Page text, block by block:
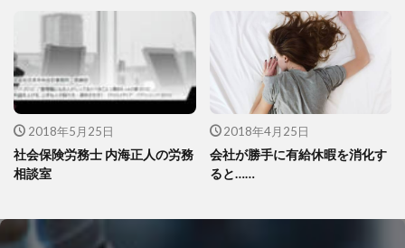
2018年5月25日
社会保険労務士 内海正人の労務
相談室
2018年4月25日
会社が勝手に有給休暇を消化す
ると……